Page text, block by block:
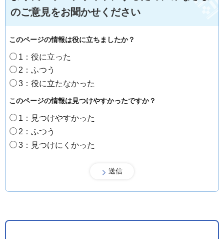
のご意見をお聞かせください
このページの情報は役に立ちましたか？
1：役に立った
2：ふつう
3：役に立たなかった
このページの情報は見つけやすかったですか？
1：見つけやすかった
2：ふつう
3：見つけにくかった